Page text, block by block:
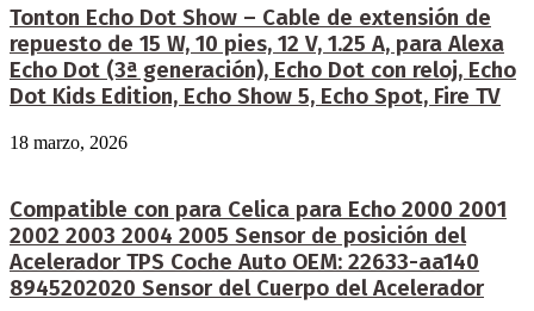
Tonton Echo Dot Show – Cable de extensión de
repuesto de 15 W, 10 pies, 12 V, 1.25 A, para Alexa
Echo Dot (3ª generación), Echo Dot con reloj, Echo
Dot Kids Edition, Echo Show 5, Echo Spot, Fire TV
18 marzo, 2026
Compatible con para Celica para Echo 2000 2001
2002 2003 2004 2005 Sensor de posición del
Acelerador TPS Coche Auto OEM: 22633-aa140
8945202020 Sensor del Cuerpo del Acelerador